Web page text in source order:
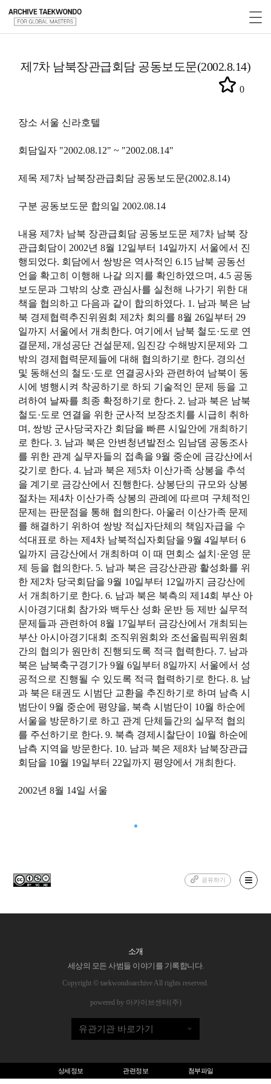
제7차 남북장관급회담 공동보도문(2002.8.14)
0
장소 서울 신라호텔
회담일자 "2002.08.12" ~ "2002.08.14"
제목 제7차 남북장관급회담 공동보도문(2002.8.14)
구분 공동보도문 합의일 2002.08.14
내용 제7차 남북 장관급회담 공동보도문 제7차 남북 장
관급회담이 2002년 8월 12일부터 14일까지 서울에서 진
행되었다. 회담에서 쌍방은 역사적인 6.15 남북 공동선
언을 확고히 이행해 나갈 의지를 확인하였으며, 4.5 공동
보도문과 그밖의 상호 관심사를 실천해 나가기 위한 대
책을 협의하고 다음과 같이 합의하였다. 1. 남과 북은 남
북 경제협력추진위원회 제2차 회의를 8월 26일부터 29
일까지 서울에서 개최한다. 여기에서 남북 철도·도로 연
결문제, 개성공단 건설문제, 임진강 수해방지문제와 그
밖의 경제협력문제들에 대해 협의하기로 한다. 경의선
및 동해선의 철도·도로 연결공사와 관련하여 남북이 동
시에 병행시켜 착공하기로 하되 기술적인 문제 등을 고
려하여 날짜를 최종 확정하기로 한다. 2. 남과 북은 남북
철도·도로 연결을 위한 군사적 보장조치를 시급히 취하
며, 쌍방 군사당국자간 회담을 빠른 시일안에 개최하기
로 한다. 3. 남과 북은 안변청년발전소 임남댐 공동조사
를 위한 관계 실무자들의 접촉을 9월 중순에 금강산에서
갖기로 한다. 4. 남과 북은 제5차 이산가족 상봉을 추석
을 계기로 금강산에서 진행한다. 상봉단의 규모와 상봉
절차는 제4차 이산가족 상봉의 관례에 따르며 구체적인
문제는 판문점을 통해 협의한다. 아울러 이산가족 문제
를 해결하기 위하여 쌍방 적십자단체의 책임자급을 수
석대표로 하는 제4차 남북적십자회담을 9월 4일부터 6
일까지 금강산에서 개최하며 이 때 면회소 설치·운영 문
제 등을 협의한다. 5. 남과 북은 금강산관광 활성화를 위
한 제2차 당국회담을 9월 10일부터 12일까지 금강산에
서 개최하기로 한다. 6. 남과 북은 북측의 제14회 부산 아
시아경기대회 참가와 백두산 성화 운반 등 제반 실무적
문제들과 관련하여 8월 17일부터 금강산에서 개최되는
부산 아시아경기대회 조직위원회와 조선올림픽위원회
간의 협의가 원만히 진행되도록 적극 협력한다. 7. 남과
북은 남북축구경기가 9월 6일부터 8일까지 서울에서 성
공적으로 진행될 수 있도록 적극 협력하기로 한다. 8. 남
과 북은 태권도 시범단 교환을 추진하기로 하며 남측 시
범단이 9월 중순에 평양을, 북측 시범단이 10월 하순에
서울을 방문하기로 하고 관계 단체들간의 실무적 협의
를 주선하기로 한다. 9. 북측 경제시찰단이 10월 하순에
남측 지역을 방문한다. 10. 남과 북은 제8차 남북장관급
회담을 10월 19일부터 22일까지 평양에서 개최한다.
2002년 8월 14일 서울
공유하기
상세정보 관련정보 첨부파일
소개
세상의 모든 사범들 이야기를 기록합니다.
Copyright © taekwondoarchive All rights reserved.
powered by 아카이브센터(주)
유관기관 바로가기